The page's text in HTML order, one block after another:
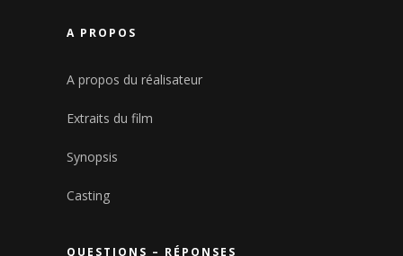
A PROPOS
A propos du réalisateur
Extraits du film
Synopsis
Casting
QUESTIONS – RÉPONSES